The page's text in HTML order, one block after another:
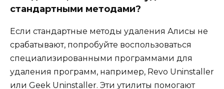
стандартными методами?
Если стандартные методы удаления Алисы не
срабатывают, попробуйте воспользоваться
специализированными программами для
удаления программ, например, Revo Uninstaller
или Geek Uninstaller. Эти утилиты помогают